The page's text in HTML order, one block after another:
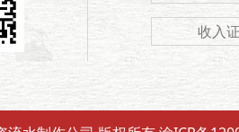
收入